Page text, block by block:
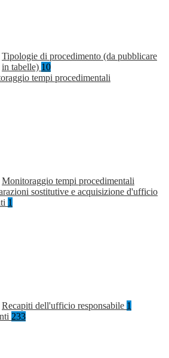
Tipologie di procedimento (da pubblicare
in tabelle) 10
tempi procedimentali
Monitoraggio tempi procedimentali
sostitutive e acquisizione d'ufficio
1
Recapiti dell'ufficio responsabile 1
233